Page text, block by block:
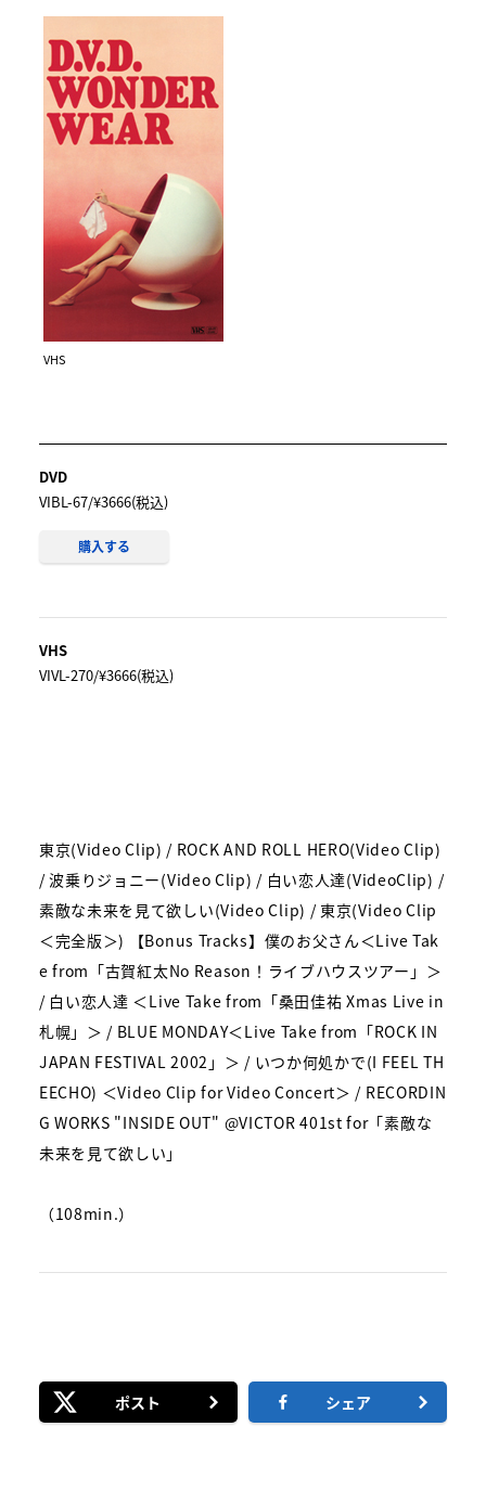
VHS
DVD
VIBL-67/¥3666(税込)
購入する
VHS
VIVL-270/¥3666(税込)
東京(Video Clip) / ROCK AND ROLL HERO(Video Clip)
/ 波乗りジョニー(Video Clip) / 白い恋人達(VideoClip) /
素敵な未来を見て欲しい(Video Clip) / 東京(Video Clip
＜完全版＞) 【Bonus Tracks】僕のお父さん＜Live Tak
e from「古賀紅太No Reason！ライブハウスツアー」＞
/ 白い恋人達 ＜Live Take from「桑田佳祐 Xmas Live in
札幌」＞ / BLUE MONDAY＜Live Take from「ROCK IN
JAPAN FESTIVAL 2002」＞ / いつか何処かで(I FEEL TH
EECHO) ＜Video Clip for Video Concert＞ / RECORDIN
G WORKS "INSIDE OUT" @VICTOR 401st for「素敵な
未来を見て欲しい」
（108min.）
ポスト シェア